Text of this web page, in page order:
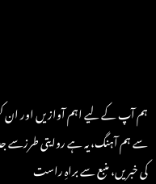
ہم آپ کے لیے اہم آوازیں اور ان
سے ہم آہنگ، یہ ہے روایتی طرزسے
کی خبریں، منبع سے براہِ راست